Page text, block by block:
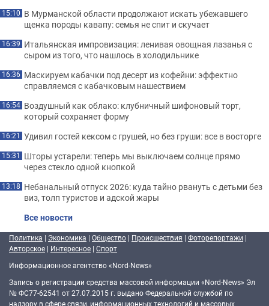
15:10 В Мурманской области продолжают искать убежавшего
щенка породы кавапу: семья не спит и скучает
16:39 Итальянская импровизация: ленивая овощная лазанья с
сыром из того, что нашлось в холодильнике
16:36 Маскируем кабачки под десерт из кофейни: эффектно
справляемся с кабачковым нашествием
16:54 Воздушный как облако: клубничный шифоновый торт,
который сохраняет форму
16:21 Удивил гостей кексом с грушей, но без груши: все в восторге
15:31 Шторы устарели: теперь мы выключаем солнце прямо
через стекло одной кнопкой
13:18 Небанальный отпуск 2026: куда тайно рвануть с детьми без
виз, толп туристов и адской жары
Все новости
Политика | Экономика | Общество | Происшествия | Фоторепортажи |
Авторское | Интересное | Спорт
Информационное агентство «Nord-News»
Запись о регистрации средства массовой информации «Nord-News» Эл
№ ФС77-62541 от 27.07.2015 г. выдано Федеральной службой по
надзору в сфере связи, информационных технологий и массовых